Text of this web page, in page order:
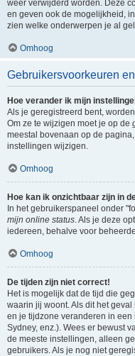
weer verwijderd worden. Deze
en geven ook de mogelijkheid,
zien welke onderwerpen je al
Omhoog
Gebruikersvoorkeuren
Hoe verander ik mijn
Als je geregistreerd bent,
Om ze te wijzigen moet je op de
meestal bovenaan op de
instellingen wijzigen.
Omhoog
Hoe kan ik onzichtbaar zijn in
In het gebruikerspaneel onder
mijn online status. Als je deze
iedereen, behalve voor
Omhoog
De tijden zijn niet correct!
Het is mogelijk dat de tijd die
waarin jij woont. Als dit het
en je tijdzone veranderen in een
Sydney, enz.). Wees er bewust
de meeste instellingen, alleen
gebruikers. Als je nog niet